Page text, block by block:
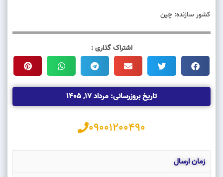
کشور سازنده: چین
اشتراک گذاری :
تاریخ بروزرسانی: مرداد 17, 1405
09001200490
زمان ارسال